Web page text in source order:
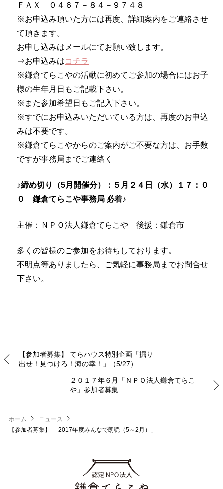
ＦＡＸ ０４６７－８４－９７４８
※お申込み頂いた方には再度、詳細案内をご連絡させ
て頂きます。
お申し込みはメールにてお願い致します。
⇒お申込みはコチラ
※鎌倉てらこやの活動に初めてご参加の場合にはお子
様の生年月日もご記載下さい。
※また参加希望日もご記入下さい。
※すでにお申込みいただいている方は、再度のお申込
みは不要です。
※鎌倉てらこやからのご案内がご不要な方は、お手数
ですが事務局までご連絡く
♪締め切り（5月開催分）：５月２４日（水）１７：０
０ 鎌倉てらこや事務局 必着♪
主催：ＮＰＯ法人鎌倉てらこや 後援：鎌倉市
多くの皆様のご参加をお待ちしております。
不明点等ありましたら、ご気軽に事務局までお問合せ
下さい。
【参加者募集】 てらハウス特別企画「掘り
出せ！見つけろ！海の幸！」（5/27）
２０１７年６月「ＮＰＯ法人鎌倉てらこ
や」参加者募集
ホーム
ニュース
【参加者募集】 「2017年度みんなで朗読（5～2月）」